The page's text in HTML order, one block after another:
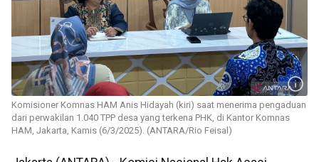
Komisioner Komnas HAM Anis Hidayah (kiri) saat menerima pengaduan
dari perwakilan 1.040 TPP desa yang terkena PHK, di Kantor Komnas
HAM, Jakarta, Kamis (6/3/2025). (ANTARA/Rio Feisal)